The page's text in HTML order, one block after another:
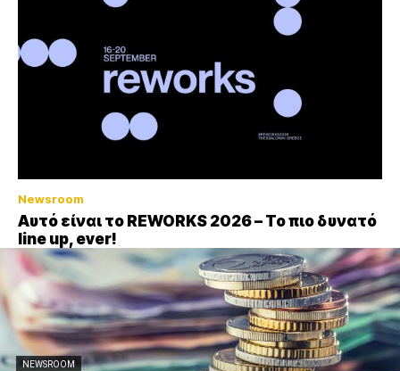
Newsroom
Αυτό είναι το REWORKS 2026 – Το πιο δυνατό
line up, ever!
NEWSROOM